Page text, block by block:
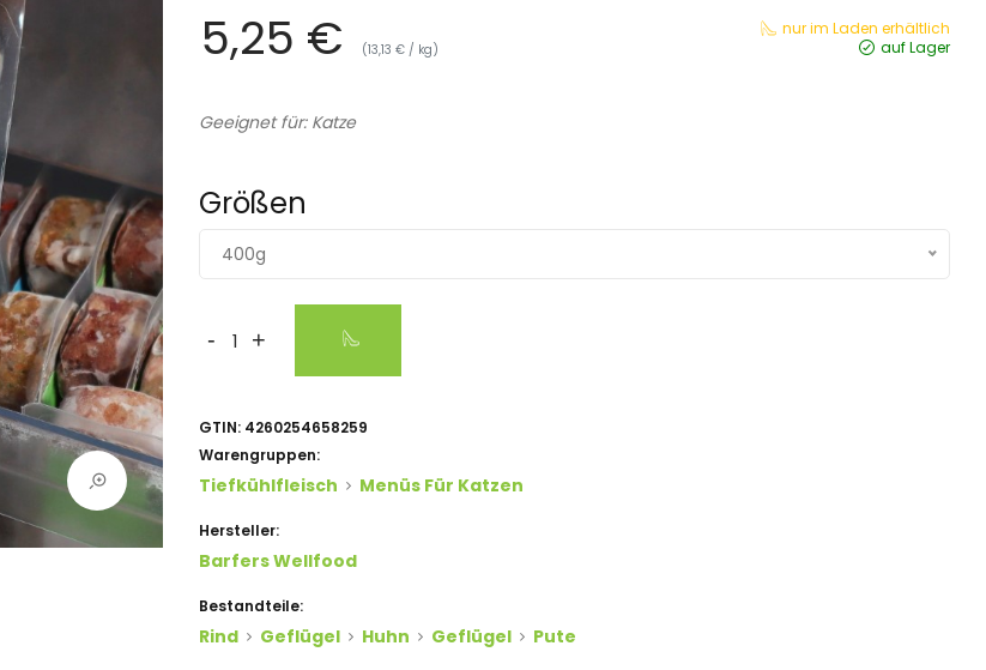
5,25 € (13,13 € / kg)
nur im Laden erhältlich
auf Lager
Geeignet für: Katze
Größen
400g
- +
GTIN: 4260254658259
Warengruppen:
Tiefkühlfleisch Menüs Für Katzen
Hersteller:
Barfers Wellfood
Bestandteile:
Rind Geflügel Huhn Geflügel Pute